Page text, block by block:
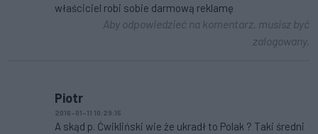
właściciel robi sobie darmową reklamę
Aby odpowiedzieć na komentarz, musisz być
zalogowany.
Piotr
2016-01-11 10:29:15
A skąd p. Ćwikliński wie że ukradł to Polak ? Taki średni